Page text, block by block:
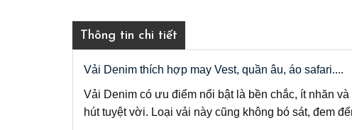
Thông tin chi tiết
Vải Denim thích hợp may Vest, quần âu, áo safari....
Vải Denim có ưu điểm nổi bật là bền chắc, ít nhăn
hút tuyệt vời. Loại vải này cũng không bó sát, đem